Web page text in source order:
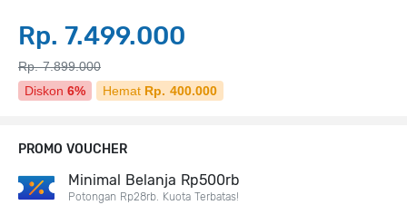
Rp. 7.499.000
Rp. 7.899.000
Diskon 6% Hemat Rp. 400.000
PROMO VOUCHER
Minimal Belanja Rp500rb
Potongan Rp28rb. Kuota Terbatas!